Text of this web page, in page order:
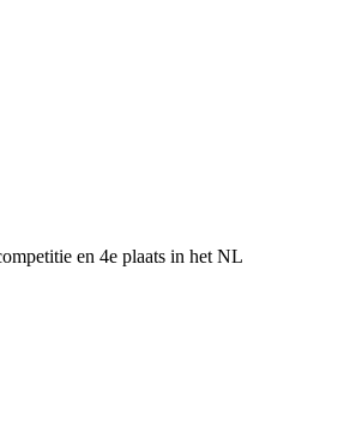
en 4e plaats in het NL